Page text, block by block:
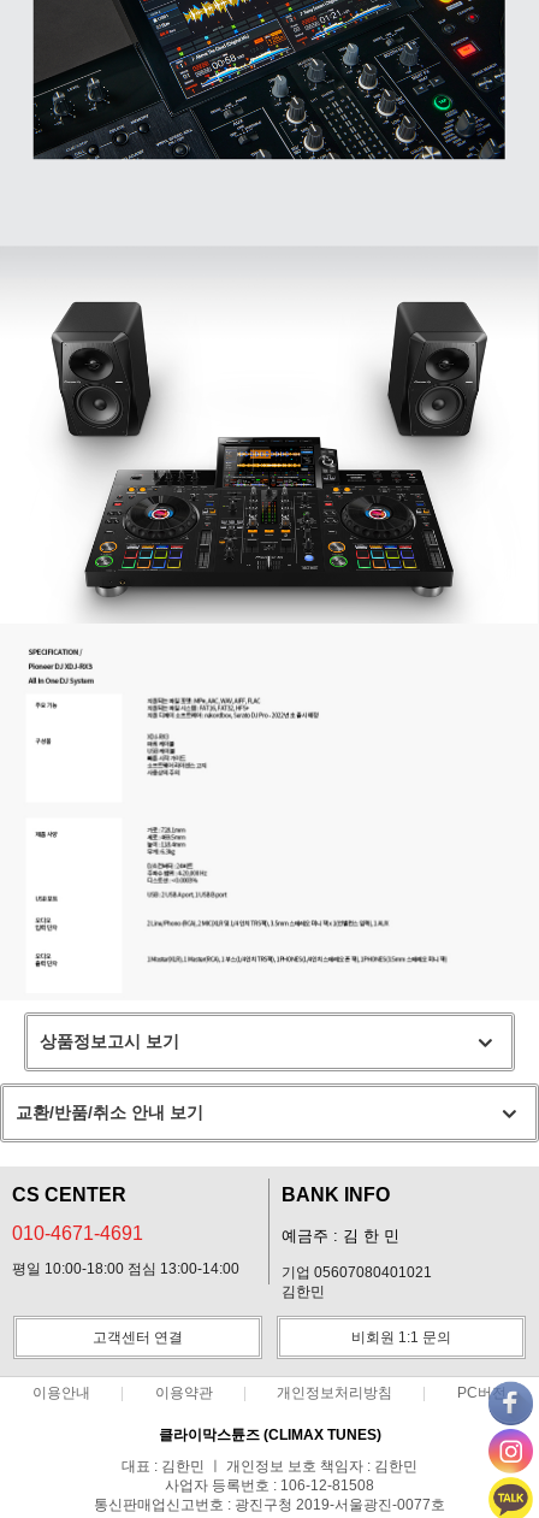
상품정보고시 보기
교환/반품/취소 안내 보기
CS CENTER
010-4671-4691
평일 10:00-18:00 점심 13:00-14:00
BANK INFO
예금주 : 김 한 민
기업 05607080401021
김한민
고객센터 연결 비회원 1:1 문의
이용안내 이용약관 개인정보처리방침 PC버전
클라이막스튠즈 (CLIMAX TUNES)
대표 : 김한민 ㅣ 개인정보 보호 책임자 : 김한민
사업자 등록번호 : 106-12-81508
통신판매업신고번호 : 광진구청 2019-서울광진-0077호